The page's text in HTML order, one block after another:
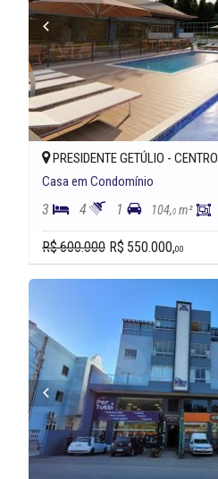
PRESIDENTE GETÚLIO - CENTRO
Casa em Condomínio
3 4 1 104,0 m²
R$ 600.000 R$ 550.000,00